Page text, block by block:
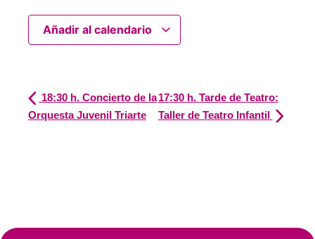
Añadir al calendario
18:30 h. Concierto de la
Orquesta Juvenil Triarte
17:30 h. Tarde de Teatro:
Taller de Teatro Infantil